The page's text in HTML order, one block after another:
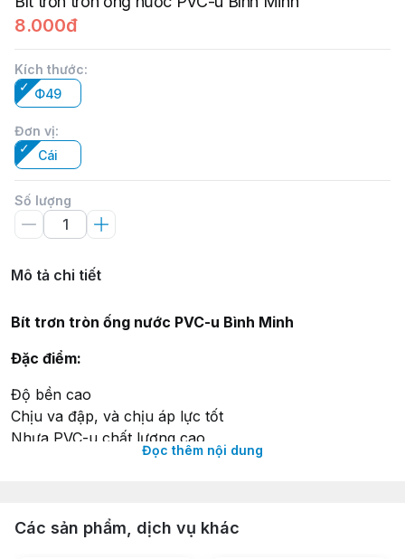
8.000đ
Kích thước:
Φ49
Đơn vị:
Cái
Số lượng
Mô tả chi tiết
Bít trơn tròn ống nước PVC-u Bình Minh
Đặc điểm:
Độ bền cao
Chịu va đập, và chịu áp lực tốt
Nhựa PVC-u chất lượng cao
Chất liệu: Nhựa PVC-u
Đọc thêm nội dung
Các sản phẩm, dịch vụ khác